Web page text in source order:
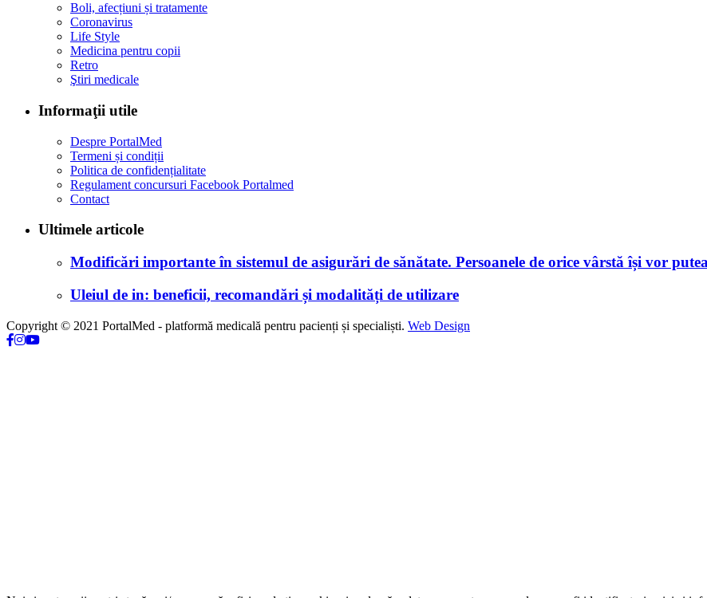
Boli, afecțiuni și tratamente
Coronavirus
Life Style
Medicina pentru copii
Retro
Ştiri medicale
Informaţii utile
Despre PortalMed
Termeni și condiții
Politica de confidențialitate
Regulament concursuri Facebook Portalmed
Contact
Ultimele articole
Modificări importante în sistemul de asigurări de sănătate. Persoanele de orice vârstă își vor
Uleiul de in: beneficii, recomandări și modalități de utilizare
Copyright © 2021 PortalMed - platformă medicală pentru pacienți și specialiști. Web Design